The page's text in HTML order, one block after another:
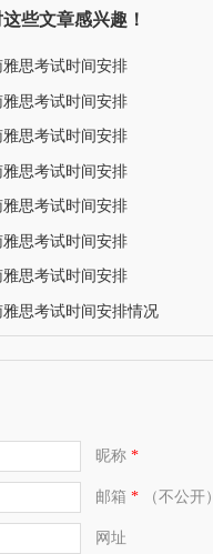
些文章感兴趣！
思考试时间安排
思考试时间安排
思考试时间安排
思考试时间安排
思考试时间安排
思考试时间安排
思考试时间安排
思考试时间安排情况
昵称*
邮箱 *（不公开）
网址